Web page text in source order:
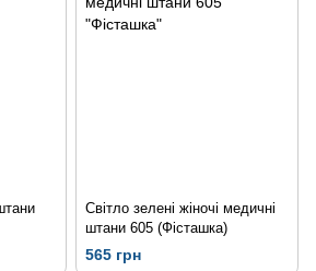
Світло зелені жіночі медичні
штани 605 (Фісташка)
565 грн